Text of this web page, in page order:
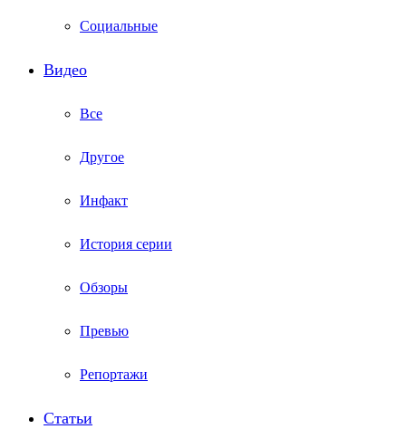
Социальные
Видео
Все
Другое
Инфакт
История серии
Обзоры
Превью
Репортажи
Статьи